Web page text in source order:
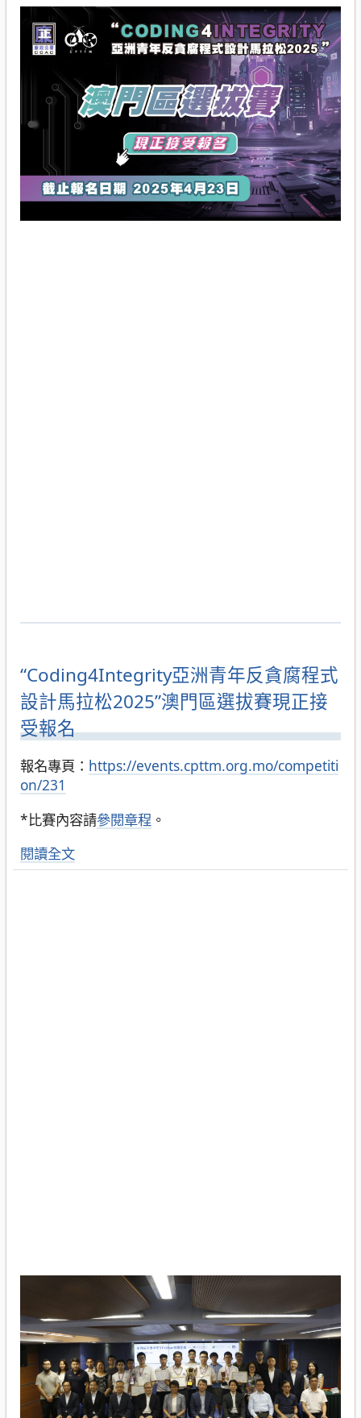
“Coding4Integrity亞洲青年反貪腐程式
設計馬拉松2025”澳門區選拔賽現正接
受報名
報名專頁： https://events.cpttm.org.mo/competiti
on/231
*比賽內容請參閱章程 。
閱讀全文